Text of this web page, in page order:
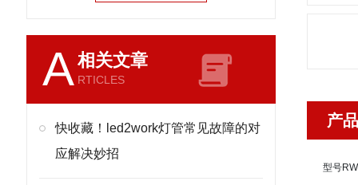
A相关文章
RTICLES
快收藏！led2work灯管常见故障的对
应解决妙招
产
型号